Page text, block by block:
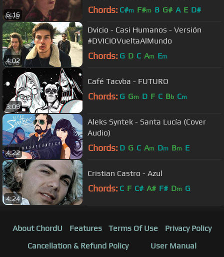
6:16
Macorinos)
Chords: C#m F#m B G# A E D#
4:02
Dvicio - Casi Humanos - Versión
#DVICIOVueltaAlMundo
Chords: G D C Am Em
3:09
Café Tacvba - FUTURO
Chords: G Gm D F C Bb Cm
4:22
Aleks Syntek - Santa Lucía (Cover
Audio)
Chords: D G C Am Dm Bm E
4:24
Cristian Castro - Azul
Chords: C F C# A# F# Dm G
About ChordU Features Terms Of Use
Privacy Policy
Cancellation & Refund Policy
User Manual